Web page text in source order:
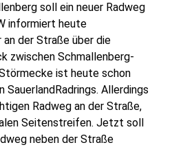
soll ein neuer Radweg
informiert heute
der Straße über die
zwischen Schmallenberg-
ist heute schon
Allerdings
Radweg an der Straße,
Seitenstreifen. Jetzt soll
neben der Straße